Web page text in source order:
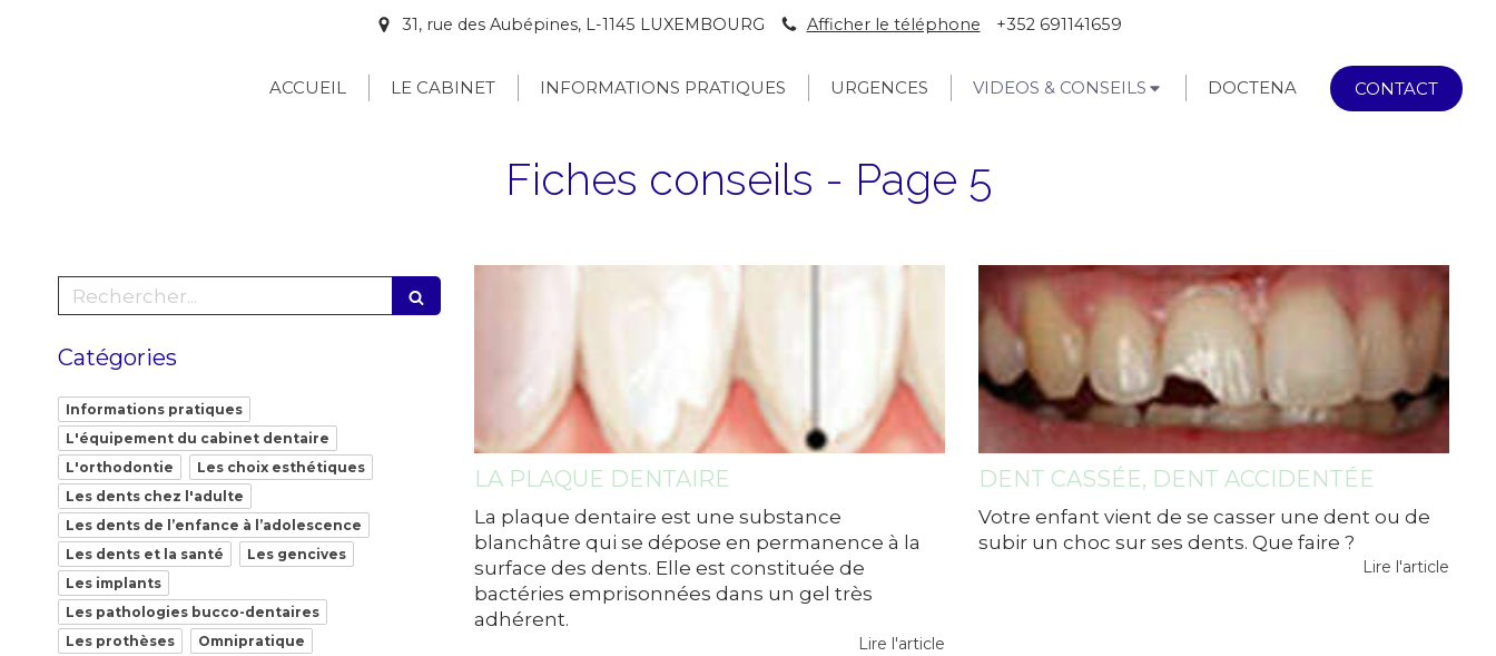
31, rue des Aubépines, L-1145 LUXEMBOURG Afficher le téléphone +352 691141659
ACCUEIL LE CABINET INFORMATIONS PRATIQUES URGENCES VIDEOS & CONSEILS DOCTENA CONTACT
Fiches conseils - Page 5
LA PLAQUE DENTAIRE
La plaque dentaire est une substance
blanchâtre qui se dépose en permanence à la
surface des dents. Elle est constituée de
bactéries emprisonnées dans un gel très
adhérent.
Lire l'article
DENT CASSÉE, DENT ACCIDENTÉE
Votre enfant vient de se casser une dent ou de
subir un choc sur ses dents. Que faire ?
Lire l'article
Rechercher
Catégories
Informations pratiques
L'équipement du cabinet dentaire
L'orthodontie
Les choix esthétiques
Les dents chez l'adulte
Les dents de l’enfance à l’adolescence
Les dents et la santé
Les gencives
Les implants
Les pathologies bucco-dentaires
Les prothèses
Omnipratique